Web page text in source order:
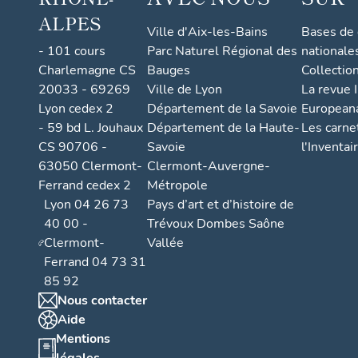
ALPES
- 101 cours
Charlemagne CS
20033 - 69269
Lyon cedex 2
- 59 bd L. Jouhaux
CS 90706 -
63050 Clermont-
Ferrand cedex 2
Lyon 04 26 73
40 00 -
Clermont-
Ferrand 04 73 31
85 92
Nous contacter
Aide
Mentions
Ville d'Aix-les-Bains
Parc Naturel Régional des
Bauges
Ville de Lyon
Département de la Savoie
Département de la Haute-
Savoie
Clermont-Auvergne-
Métropole
Pays d’art et d’histoire de
Trévoux Dombes Saône
Vallée
Bases
La revue
Les